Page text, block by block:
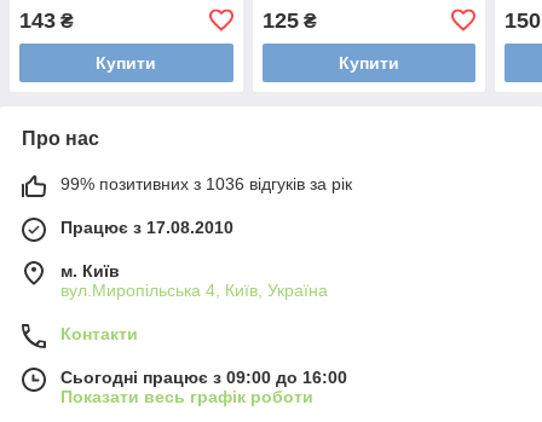
143 ₴
Купити
125₴
Купити
150
Про нас
99% позитивних з 1036 відгуків за рік
Працює з 17.08.2010
м. Київ
вул.Миропільська 4, Київ, Україна
Контакти
Сьогодні працює з 09:00 до 16:00
Показати весь графік роботи